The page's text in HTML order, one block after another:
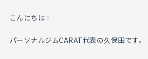
こんにちは！
パーソナルジムCARAT代表の久保田です。